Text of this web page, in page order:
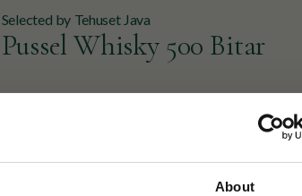
About
Selected by Tehuset Java
Pussel Whisky 500 Bitar
Pusslet för whiskyälskare! Upptäck regioner,
lägger de 500 bitarna. Poster med guide ingår i en
329KR